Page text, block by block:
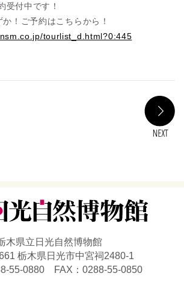
受付中です！
！ご予約はこちらから！
tourlist_d.html?0:445
木県立日光自然博物館
栃木県日光市中宮祠2480-1
55-0880 FAX：0288-55-0850